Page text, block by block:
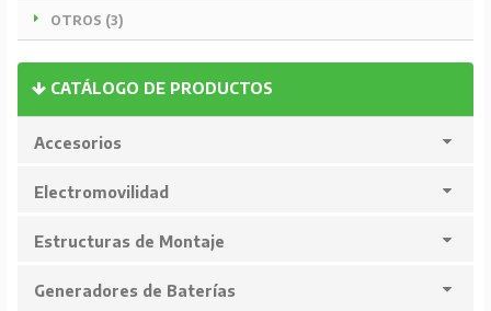
OTROS (3)
CATÁLOGO DE PRODUCTOS
Accesorios
Electromovilidad
Estructuras de Montaje
Generadores de Baterías